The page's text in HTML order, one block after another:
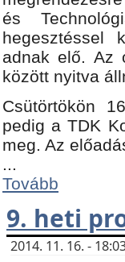
és
hegesztéssel
adnak elő. Az
között nyitva
Csütörtökön
pedig a TDK
meg. Az
...
Tovább
9. heti
2014. 11. 16. -